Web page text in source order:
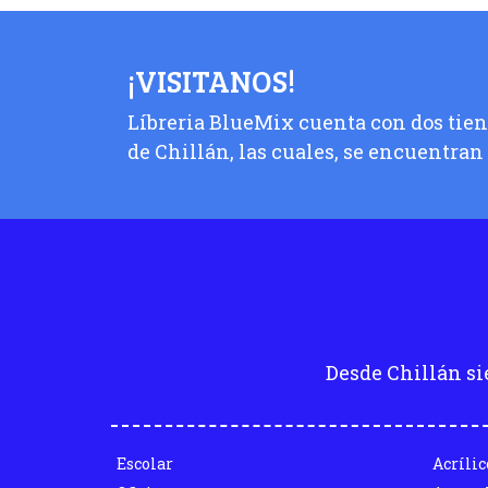
¡VISITANOS!
Líbreria BlueMix cuenta con dos
de Chillán, las cuales, se
Desde Chillán
Escolar